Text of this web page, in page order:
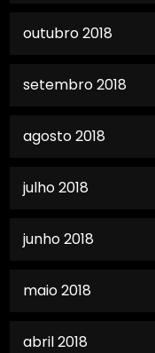
outubro 2018
setembro 2018
agosto 2018
julho 2018
junho 2018
maio 2018
abril 2018